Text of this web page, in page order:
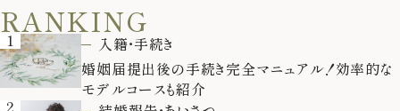
RANKING
1
入籍・手続き
婚姻届提出後の手続き完全マニュアル！効率的な
モデルコースも紹介
2